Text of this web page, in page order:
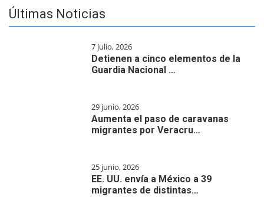
Últimas Noticias
7 julio, 2026
Detienen a cinco elementos de la
Guardia Nacional …
29 junio, 2026
Aumenta el paso de caravanas
migrantes por Veracru…
25 junio, 2026
EE. UU. envía a México a 39
migrantes de distintas…